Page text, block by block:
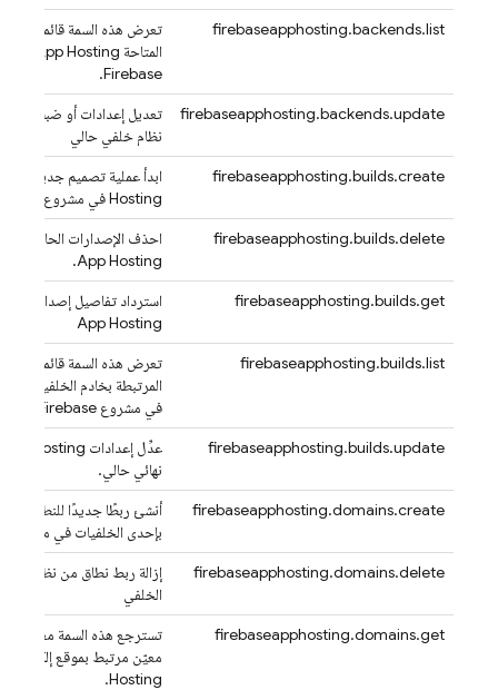
firebaseapphosting.backends.list
تعرض هذه السمة قائمة
المتاحة App Hosting
Firebase.
firebaseapphosting.backends.update
تعديل إعدادات أو ضبط
نظام خلفي حالي
firebaseapphosting.builds.create
ابدأ عملية تصميم جديدة
Hostingفي مشروع Firebase.
firebaseapphosting.builds.delete
احذف الإصدارات الحالية في
App Hosting
.
firebaseapphosting.builds.get
استرداد تفاصيل إصدار حالي
App Hosting
firebaseapphosting.builds.list
تعرض هذه السمة قائمة
المرتبطة بخادم الخلفية
في مشروع Firebase.
firebaseapphosting.builds.update
عدِّل إعدادات App Hosting
نهائي حالي.
firebaseapphosting.domains.create
أنشئ ربطًا جديدًا للنطاق
بإحدى الخلفيات في مشروع Firebase.
firebaseapphosting.domains.delete
إزالة ربط نطاق من نظام
الخلفي
firebaseapphosting.domains.get
تسترجع هذه السمة
معيّن مرتبط بموقع إلكتروني
Hosting
.